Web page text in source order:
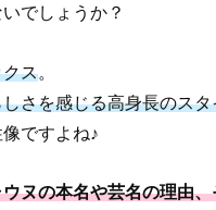
でしょうか？
ス。
さを感じる高身長のスタ
ですよね♪
ヌの本名や芸名の理由